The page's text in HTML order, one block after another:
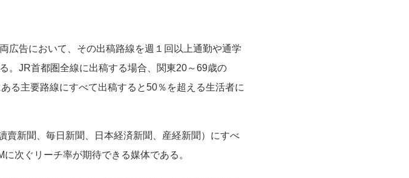
広告において、その出稿路線を週１回以上通勤や通学
。JR首都圏全線に出稿する場合、関東20～69歳の
る主要路線にすべて出稿すると50％を超える生活者に
新聞、毎日新聞、日本経済新聞、産経新聞）にすべ
次ぐリーチ率が期待できる媒体である。